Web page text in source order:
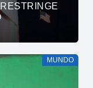
MUNDO